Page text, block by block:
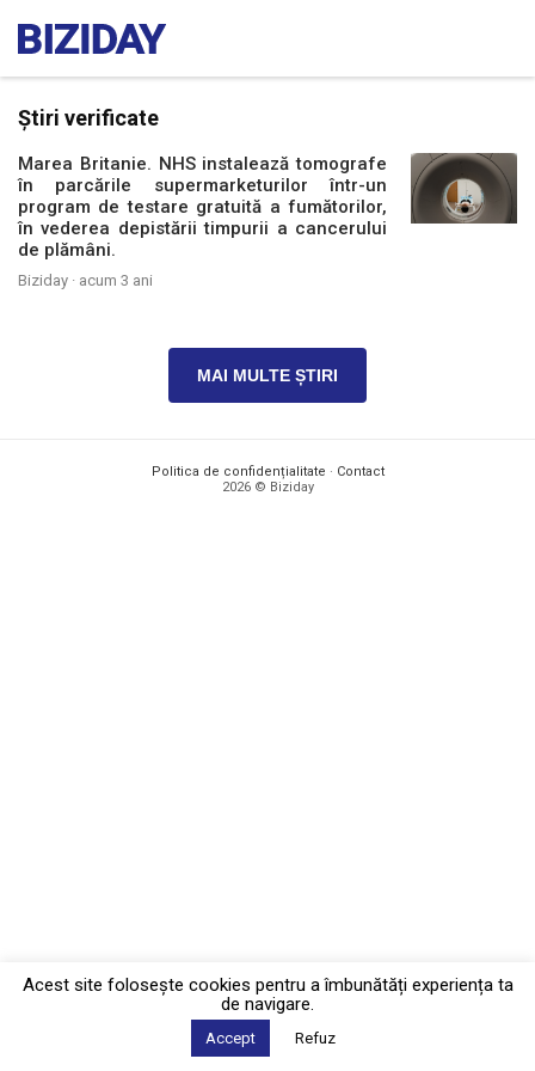
Știri verificate
Marea Britanie. NHS instalează tomografe
în parcările supermarketurilor într-un
program de testare gratuită a fumătorilor,
în vederea depistării timpurii a cancerului
de plămâni.
Biziday · acum 3 ani
MAI MULTE ȘTIRI
Politica de confidențialitate · Contact
2026 © Biziday
Acest site foloseşte cookies pentru a îmbunătăți experiența ta
de navigare.
Accept Refuz